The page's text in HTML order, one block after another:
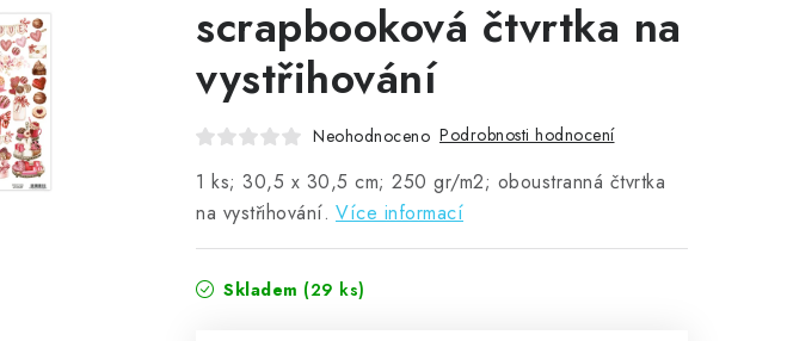
scrapbooková čtvrtka na
vystřihování
Neohodnoceno Podrobnosti hodnocení
1 ks; 30,5 x 30,5 cm; 250 gr/m2; oboustranná čtvrtka
na vystřihování. Více informací
Skladem (29 ks)